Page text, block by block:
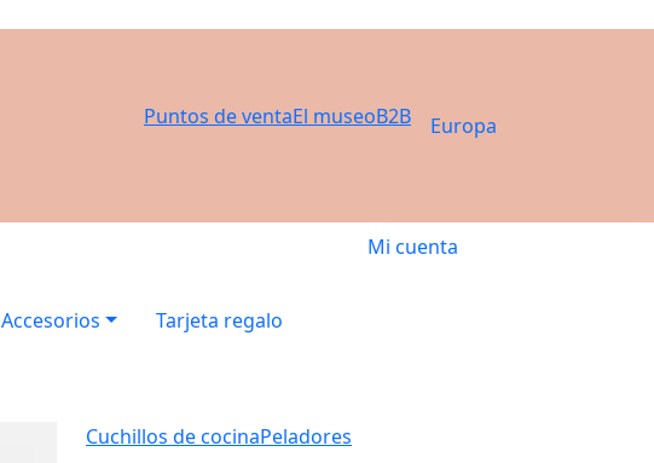
Puntos de ventaEl museoB2B Europa
Mi cuenta
Accesorios
Tarjeta regalo
Cuchillos de cocinaPeladores